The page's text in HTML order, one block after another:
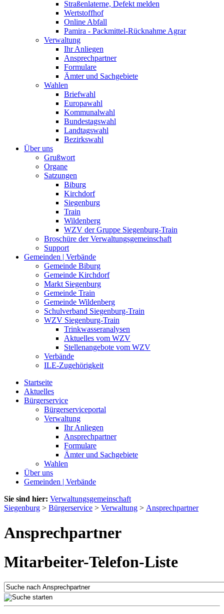
Straßenlaterne, Defekt melden
Wertstoffhof
Online Abfall
Pamira - Packmittel-Rücknahme Agrar
Verwaltung
Ihr Anliegen
Ansprechpartner
Formulare
Ämter und Sachgebiete
Wahlen
Briefwahl
Europawahl
Kommunalwahl
Bundestagswahl
Landtagswahl
Bezirkswahl
Über uns
Grußwort
Organe
Satzungen
Biburg
Kirchdorf
Siegenburg
Train
Wildenberg
WZV der Gruppe Siegenburg-Train
Broschüre der Verwaltungsgemeinschaft
Support
Gemeinden | Verbände
Gemeinde Biburg
Gemeinde Kirchdorf
Markt Siegenburg
Gemeinde Train
Gemeinde Wildenberg
Schulverband Siegenburg-Train
WZV Siegenburg-Train
Trinkwasseranalysen
Aktuelles vom WZV
Stellenangebote vom WZV
Verbände
ILE-Zugehörigkeit
Startseite
Aktuelles
Bürgerservice
Bürgerserviceportal
Verwaltung
Ihr Anliegen
Ansprechpartner
Formulare
Ämter und Sachgebiete
Wahlen
Über uns
Gemeinden | Verbände
Sie sind hier: Verwaltungsgemeinschaft
Siegenburg > Bürgerservice > Verwaltung > Ansprechpartner
Ansprechpartner
Mitarbeiter-Telefon-Liste